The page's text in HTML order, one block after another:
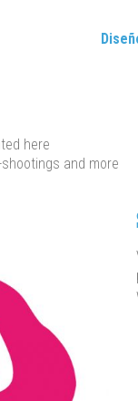
here
and more